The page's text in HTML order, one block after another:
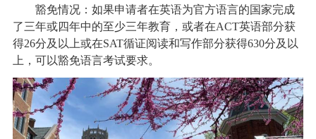
豁免情况：如果申请者在英语为官方语言的国家完成
了三年或四年中的至少三年教育，或者在ACT英语部分获
得26分及以上或在SAT循证阅读和写作部分获得630分及以
上，可以豁免语言考试要求。